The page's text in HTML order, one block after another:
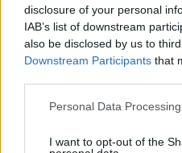
disclosure of your personal
IAB’s list of downstream
also be disclosed by us to
Downstream Participants that
Please note that this website/
not limited to your visit or
Personal Data
I want to opt-out of the
Agricampeggio Piana
Servizi / Posizione